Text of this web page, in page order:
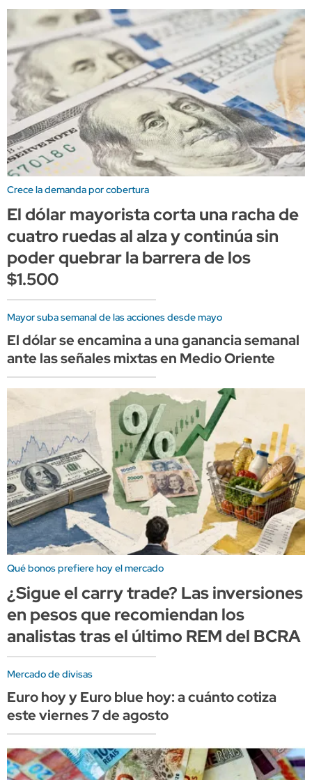
Crece la demanda por cobertura
El dólar mayorista corta una racha de
cuatro ruedas al alza y continúa sin
poder quebrar la barrera de los
$1.500
Mayor suba semanal de las acciones desde mayo
El dólar se encamina a una ganancia semanal
ante las señales mixtas en Medio Oriente
Qué bonos prefiere hoy el mercado
¿Sigue el carry trade? Las inversiones
en pesos que recomiendan los
analistas tras el último REM del BCRA
Mercado de divisas
Euro hoy y Euro blue hoy: a cuánto cotiza
este viernes 7 de agosto